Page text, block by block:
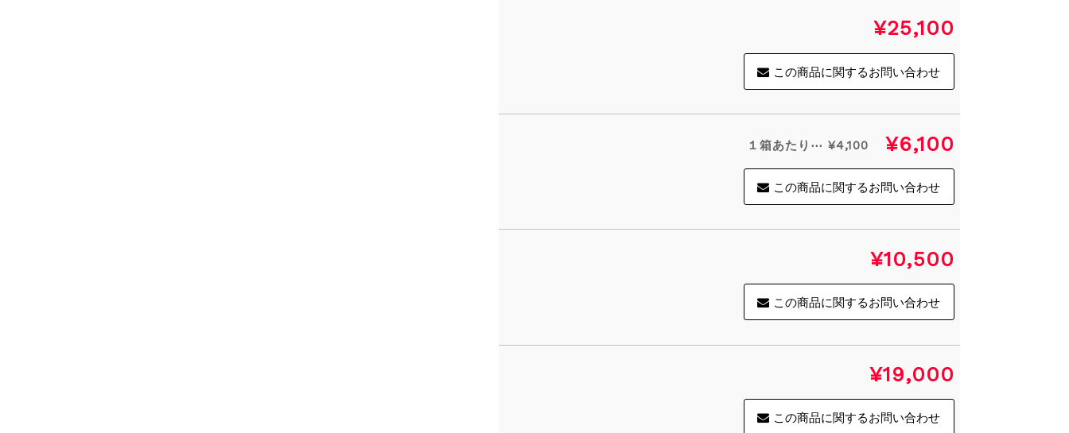
¥25,100
この商品に関するお問い合わせ
１箱あたり⋯ ¥4,100 ¥6,100
この商品に関するお問い合わせ
¥10,500
この商品に関するお問い合わせ
¥19,000
この商品に関するお問い合わせ